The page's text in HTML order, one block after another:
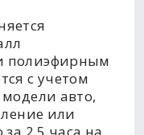
полиэфирным
с учетом
авто,
или
2,5 часа на